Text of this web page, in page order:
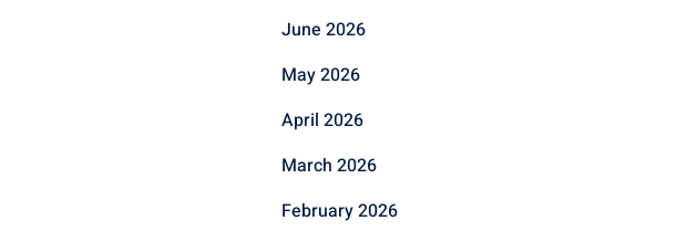
June 2026
May 2026
April 2026
March 2026
February 2026